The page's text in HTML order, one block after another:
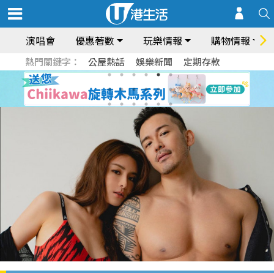
演唱會 優惠著數 玩樂情報 購物情報
熱門關鍵字： 公屋熱話 娛樂新聞 定期存款